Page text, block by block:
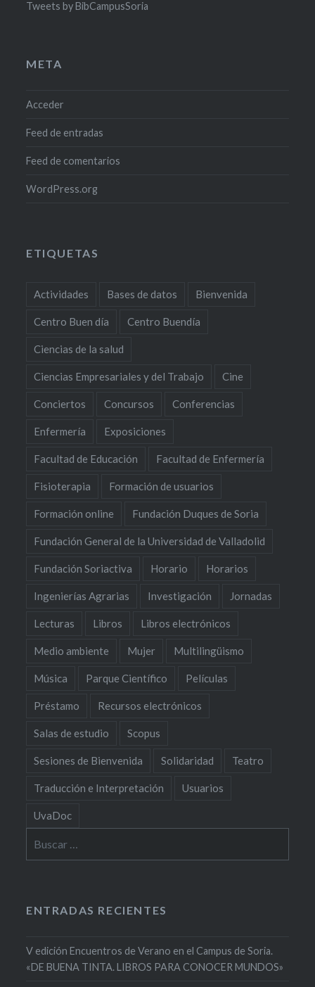
Tweets by BibCampusSoria
META
Acceder
Feed de entradas
Feed de comentarios
WordPress.org
ETIQUETAS
Actividades Bases de datos Bienvenida
Centro Buen día Centro Buendía
Ciencias de la salud
Ciencias Empresariales y del Trabajo Cine
Conciertos Concursos Conferencias
Enfermería Exposiciones
Facultad de Educación Facultad de Enfermería
Fisioterapia Formación de usuarios
Formación online Fundación Duques de Soria
Fundación General de la Universidad de Valladolid
Fundación Soriactiva Horario Horarios
Ingenierías Agrarias Investigación Jornadas
Lecturas Libros Libros electrónicos
Medio ambiente Mujer Multilingüismo
Música Parque Científico Películas
Préstamo Recursos electrónicos
Salas de estudio Scopus
Sesiones de Bienvenida Solidaridad Teatro
Traducción e Interpretación Usuarios
UvaDoc
ENTRADAS RECIENTES
V edición Encuentros de Verano en el Campus de Soria.
«DE BUENA TINTA. LIBROS PARA CONOCER MUNDOS»